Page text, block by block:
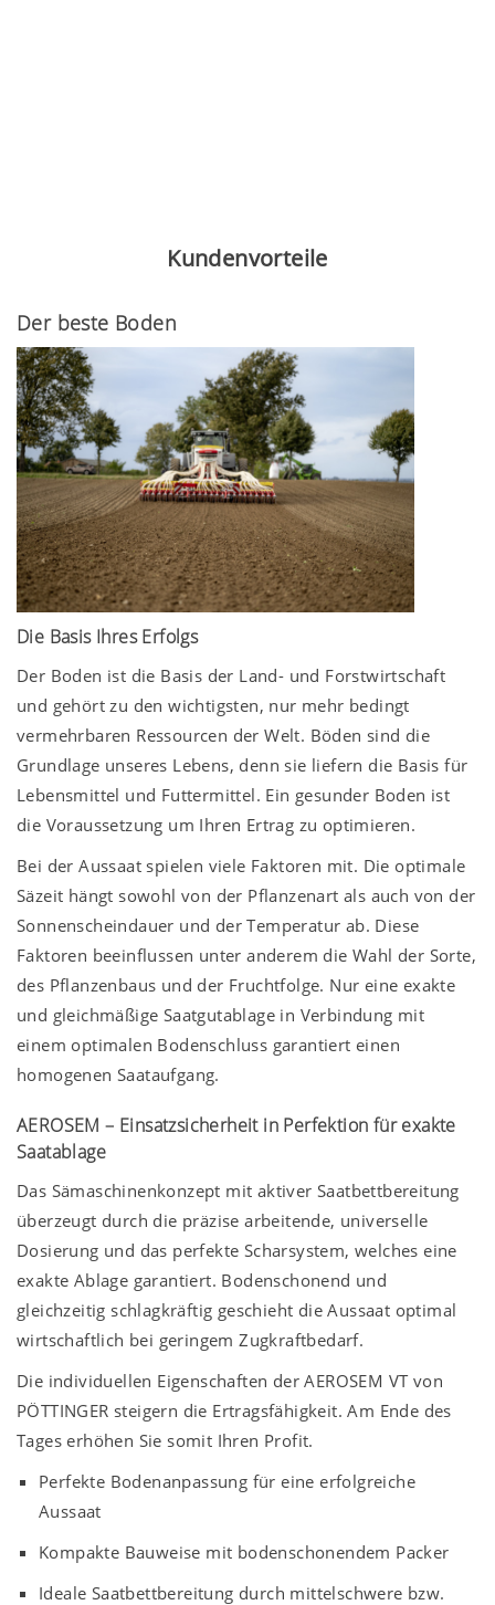
Kundenvorteile
Der beste Boden
Die Basis Ihres Erfolgs
Der Boden ist die Basis der Land- und Forstwirtschaft
und gehört zu den wichtigsten, nur mehr bedingt
vermehrbaren Ressourcen der Welt. Böden sind die
Grundlage unseres Lebens, denn sie liefern die Basis für
Lebensmittel und Futtermittel. Ein gesunder Boden ist
die Voraussetzung um Ihren Ertrag zu optimieren.
Bei der Aussaat spielen viele Faktoren mit. Die optimale
Säzeit hängt sowohl von der Pflanzenart als auch von der
Sonnenscheindauer und der Temperatur ab. Diese
Faktoren beeinflussen unter anderem die Wahl der Sorte,
des Pflanzenbaus und der Fruchtfolge. Nur eine exakte
und gleichmäßige Saatgutablage in Verbindung mit
einem optimalen Bodenschluss garantiert einen
homogenen Saataufgang.
AEROSEM – Einsatzsicherheit in Perfektion für exakte
Saatablage
Das Sämaschinenkonzept mit aktiver Saatbettbereitung
überzeugt durch die präzise arbeitende, universelle
Dosierung und das perfekte Scharsystem, welches eine
exakte Ablage garantiert. Bodenschonend und
gleichzeitig schlagkräftig geschieht die Aussaat optimal
wirtschaftlich bei geringem Zugkraftbedarf.
Die individuellen Eigenschaften der AEROSEM VT von
PÖTTINGER steigern die Ertragsfähigkeit. Am Ende des
Tages erhöhen Sie somit Ihren Profit.
Perfekte Bodenanpassung für eine erfolgreiche
Aussaat
Kompakte Bauweise mit bodenschonendem Packer
Ideale Saatbettbereitung durch mittelschwere bzw.